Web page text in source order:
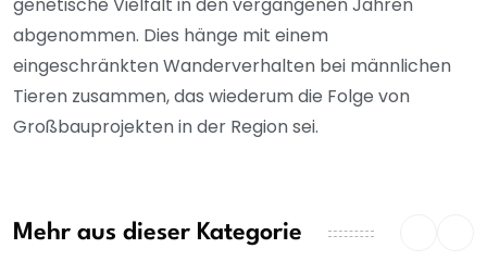
abgenommen. Dies hänge mit einem
eingeschränkten Wanderverhalten bei männlichen
Tieren zusammen, das wiederum die Folge von
Großbauprojekten in der Region sei.
Mehr aus dieser Kategorie